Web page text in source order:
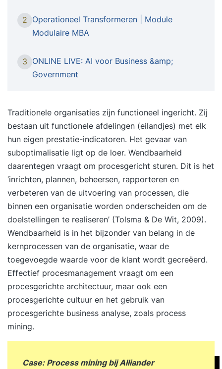
Wat houdt de AI voor Business & Government
training in? De training AI voor Business &
begrijpen hoe AI organisaties, overheden en de
maatschappij verandert. Waar AI vroeger vooral
strategisch onderwerp geworden dat invloed
heeft op besluitvorming, innovatie,
dienstverlening, efficiëntie en concurrentiekracht.
In deze training leer je hoe organisaties AI
toepassen, welke waarde AI kan creëren en welke
risico’s, verantwoordelijkheden en ethische
vraagstukken daarbij komen kijken. Je ontdekt
hoe AI-systemen worden ontwikkeld, welke rol
data en algoritmes spelen, hoe AI-projecten
worden opgezet en hoe organisaties AI
verantwoord kunnen implementeren. De training
is gebaseerd op de AI Brevet voor Business &
Government syllabus van de Nederlandse AI
Coalitie (NL AIC) en behandelt zowel de
fundamentele concepten van AI als de
organisatorische, maatschappelijke en
bestuurlijke aspecten ervan. Centraal staan de
belangrijkste thema’s voor professionals en
machine learning en generatieve AI; data en
2 Operationeel Transformeren | Module
Modulaire MBA
3 ONLINE LIVE: AI voor Business &amp;
Government
Traditionele organisaties zijn functioneel ingericht. Zij
bestaan uit functionele afdelingen (eilandjes) met elk
hun eigen prestatie-indicatoren. Het gevaar van
suboptimalisatie ligt op de loer. Wendbaarheid
daarentegen vraagt om procesgericht sturen. Dit is het
‘inrichten, plannen, beheersen, rapporteren en
verbeteren van de uitvoering van processen, die
binnen een organisatie worden onderscheiden om de
doelstellingen te realiseren’ (Tolsma & De Wit, 2009).
Wendbaarheid is in het bijzonder van belang in de
kernprocessen van de organisatie, waar de
toegevoegde waarde voor de klant wordt gecreëerd.
Effectief procesmanagement vraagt om een
procesgerichte architectuur, maar ook een
procesgerichte cultuur en het gebruik van
procesgerichte business analyse, zoals process
mining.
Case: Process mining bij Alliander